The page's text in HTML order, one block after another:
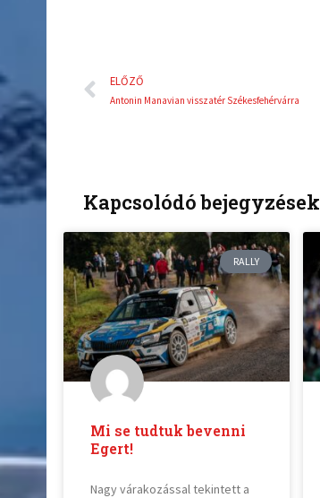
Előző
ELŐZŐ
Antonin Manavian visszatér Székesfehérvárra
Kapcsolódó bejegyzések
RALLY
Mi se tudtuk bevenni
Egert!
Nagy várakozással tekintett a